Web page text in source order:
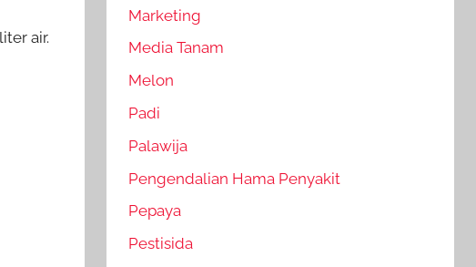
air.
Marketing
Media Tanam
Melon
Padi
Palawija
Pengendalian Hama Penyakit
Pepaya
Pestisida